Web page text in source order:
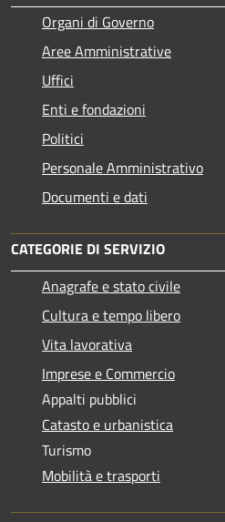
Organi di Governo
Aree Amministrative
Uffici
Enti e fondazioni
Politici
Personale Amministrativo
Documenti e dati
CATEGORIE DI SERVIZIO
Anagrafe e stato civile
Cultura e tempo libero
Vita lavorativa
Imprese e Commercio
Appalti pubblici
Catasto e urbanistica
Turismo
Mobilità e trasporti